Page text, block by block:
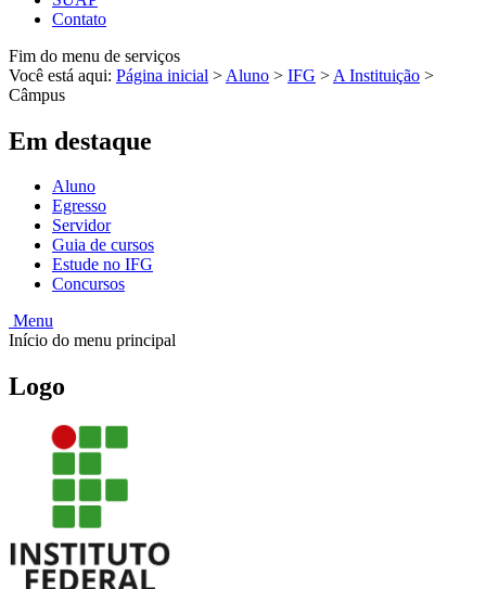
Contato
Fim do menu de serviços
Você está aqui: Página inicial > Aluno > IFG > A Instituição >
Câmpus
Em destaque
Aluno
Egresso
Servidor
Guia de cursos
Estude no IFG
Concursos
Menu
Início do menu principal
Logo